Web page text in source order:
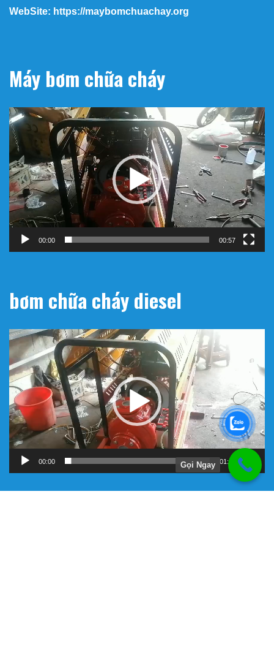
WebSite: https://maybomchuachay.org
Máy bơm chữa cháy
Trình
chơi
Video
00:00 00:57
bơm chữa cháy diesel
Trình
chơi
Video
00:00 01:11
Gọi Ngay